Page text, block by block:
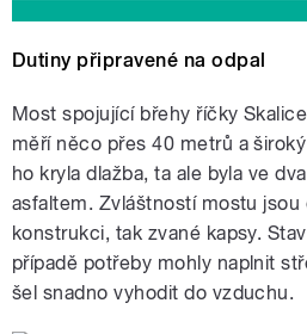
Dutiny připravené na odpal
Most spojující břehy říčky
měří něco přes 40 metrů a
ho kryla dlažba, ta ale byla ve
asfaltem. Zvláštností mostu jsou
konstrukci, tak zvané kapsy.
případě potřeby mohly naplnit
šel snadno vyhodit do vzduchu.